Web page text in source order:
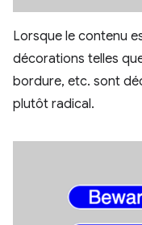
Lorsque le contenu
décorations telles
bordure, etc. sont
plutôt radical.